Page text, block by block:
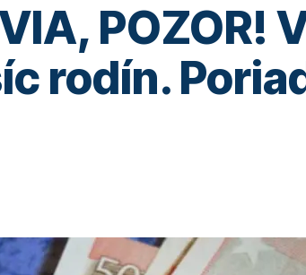
POZOR!
rodín.